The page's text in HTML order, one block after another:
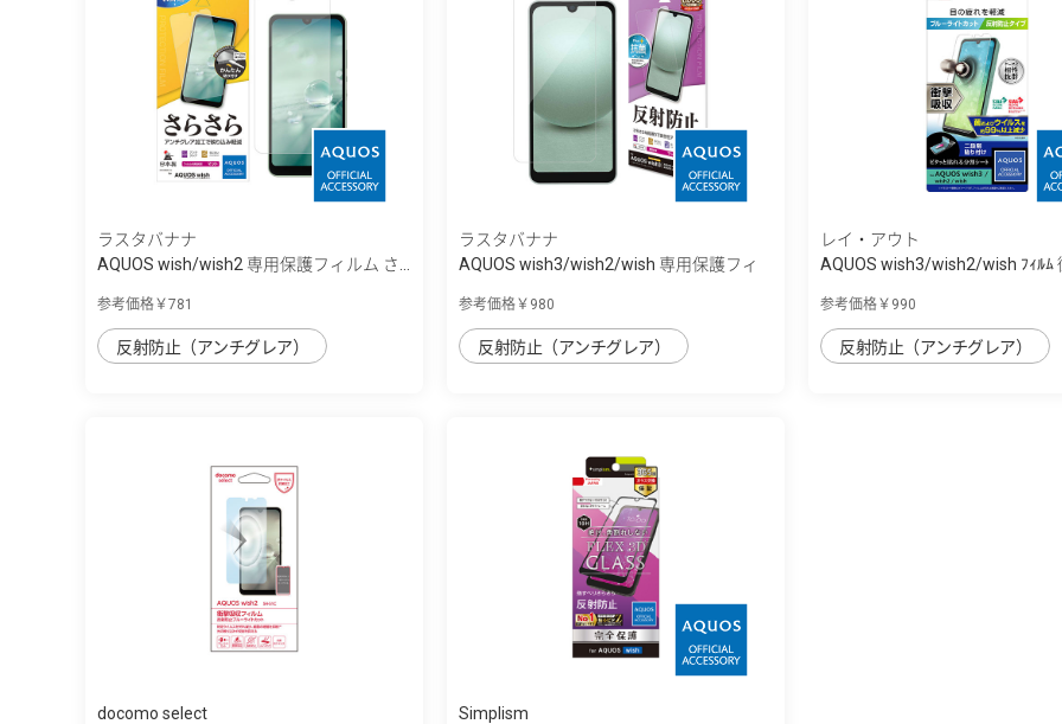
ラスタバナナ
AQUOS wish/wish2 専用保護フィルム さ...
参考価格￥781
反射防止（アンチグレア）
ラスタバナナ
AQUOS wish3/wish2/wish 専用保護フィ
参考価格￥980
反射防止（アンチグレア）
レイ・アウト
AQUOS wish3/wish2/wish ﾌｨﾙﾑ
参考価格￥990
反射防止（アンチグレア）
docomo select
Simplism